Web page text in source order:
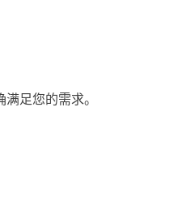
足您的需求。